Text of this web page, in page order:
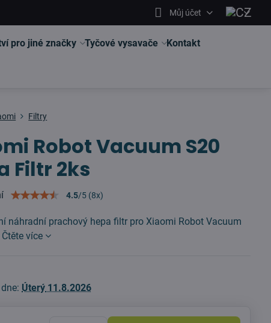
Můj účet
pro jiné značky Tyčové vysavače Kontakt
Filtry
Robot Vacuum S20
Filtr 2ks
4.5/5 (8x)
náhradní prachový hepa filtr pro Xiaomi Robot Vacuum
Čtěte více
Úterý 11.8.2026